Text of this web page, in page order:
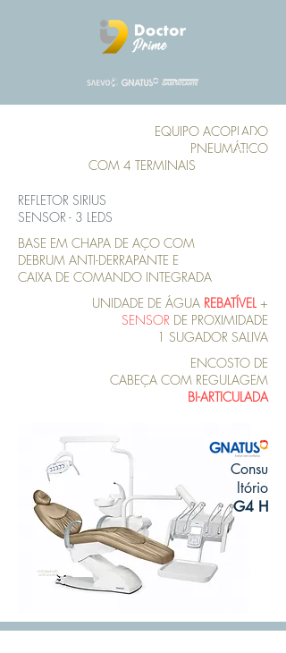
EQUIPO ACOPLADO
PNEUMÁTICO
COM 4 TERMINAIS
REFLETOR SIRIUS
SENSOR - 3 LEDS
BASE EM CHAPA DE AÇO COM
DEBRUM ANTI-DERRAPANTE E
CAIXA DE COMANDO INTEGRADA
UNIDADE DE ÁGUA REBATÍVEL +
SENSOR DE PROXIMIDADE
1 SUGADOR SALIVA
ENCOSTO DE
CABEÇA COM REGULAGEM
BI-ARTICULADA
Consu
ltório
G4 H
ESTOFAMENTO
SOFT CONFORT